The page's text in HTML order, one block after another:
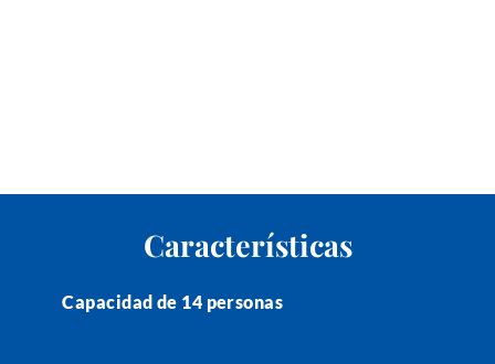
Características
Capacidad de 14 personas